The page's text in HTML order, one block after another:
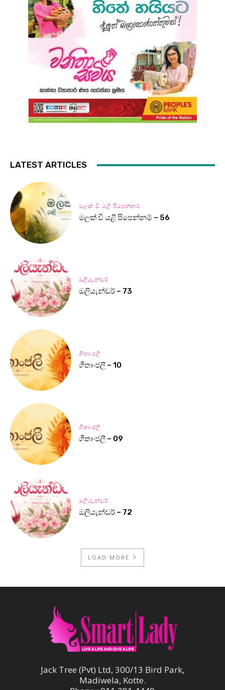
LATEST ARTICLES
මලක් වී යළි පිපෙන්නම්
මලක් වී යළි පිපෙන්නම් – 56
ඔලියැන්ඩර්
ඔලියැන්ඩර් – 73
ගීතාංජලී
ගීතාංජලී – 10
ගීතාංජලී
ගීතාංජලී – 09
ඔලියැන්ඩර්
ඔලියැන්ඩර් – 72
LOAD MORE
Jack Tree (Pvt) Ltd, 300/13 Bird Park,
Madiwela, Kotte.